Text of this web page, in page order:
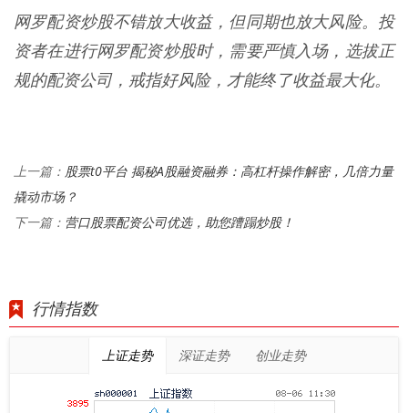
网罗配资炒股不错放大收益，但同期也放大风险。投
资者在进行网罗配资炒股时，需要严慎入场，选拔正
规的配资公司，戒指好风险，才能终了收益最大化。
上一篇： 股票t0平台 揭秘A股融资融券：高杠杆操作解密，几倍力量
撬动市场？
下一篇： 营口股票配资公司优选，助您蹧蹋炒股！
行情指数
上证走势 深证走势 创业走势